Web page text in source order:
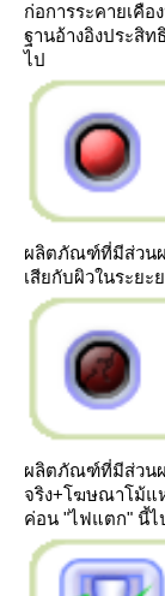
ก่อการระคายเคื
ฐานอ้างอิงประสิ
ไป
ผลิตภัณฑ์ที่มีส่วนผ
เสียกับผิวในระย
ผลิตภัณฑ์ที่มีส่วนผ
จริง+โฆษณาโม้แ
ค่อน "ไฟแตก" นี้ไ